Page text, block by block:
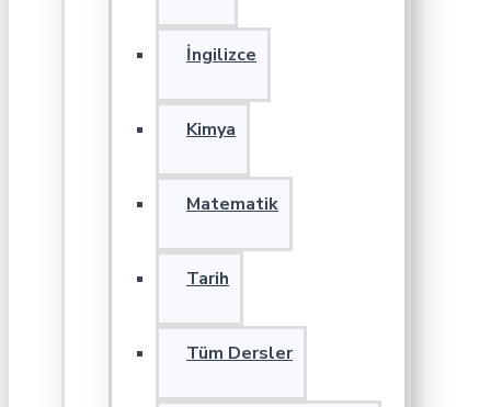
İngilizce
Kimya
Matematik
Tarih
Tüm Dersler